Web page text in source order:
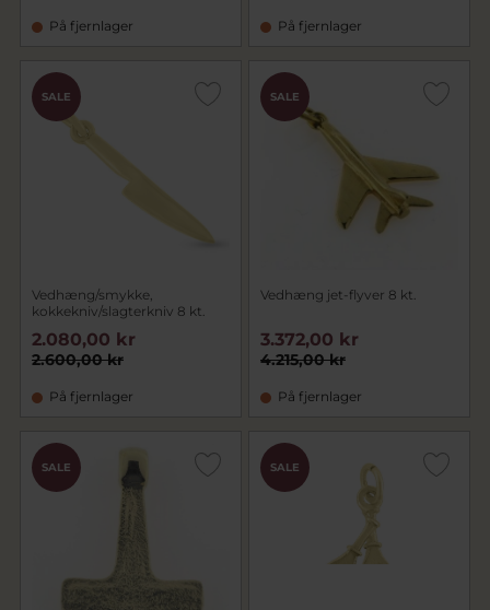
På fjernlager På fjernlager
SALE
Vedhæng/smykke,
kokkekniv/slagterkniv 8 kt.
2.600,00 kr
2.080,00 kr
På fjernlager
SALE
Vedhæng jet-flyver 8 kt.
4.215,00 kr
3.372,00 kr
På fjernlager
SALE SALE